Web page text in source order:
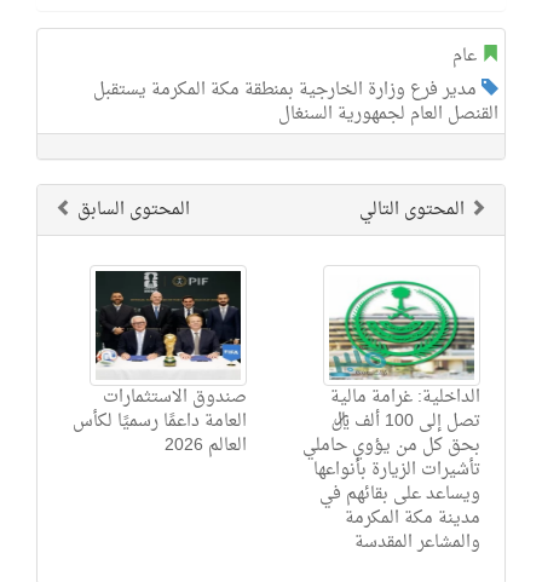
عام
مدير فرع وزارة الخارجية بمنطقة مكة المكرمة يستقبل
القنصل العام لجمهورية السنغال
المحتوى السابق المحتوى التالي
صندوق الاستثمارات
العامة داعمًا رسميًا لكأس
العالم 2026
الداخلية: غرامة مالية
تصل إلى 100 ألف ريال
بحق كل من يؤوي حاملي
تأشيرات الزيارة بأنواعها
ويساعد على بقائهم في
مدينة مكة المكرمة
والمشاعر المقدسة